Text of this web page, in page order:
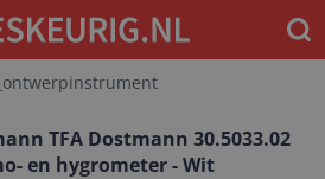
TFA Dostmann 30.5033.02
en hygrometer - Wit